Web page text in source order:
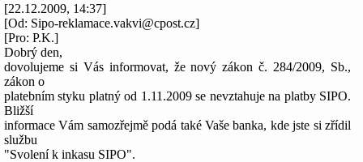
[22.12.2009, 14:37]
[Od: Sipo-reklamace.vakvi@cpost.cz]
[Pro: P.K.]
Dobrý den,
dovolujeme si Vás informovat, že nový zákon č. 284/2009, Sb.,
zákon o
platebním styku platný od 1.11.2009 se nevztahuje na platby SIPO.
Bližší
informace Vám samozřejmě podá také Vaše banka, kde jste si zřídil
službu
"Svolení k inkasu SIPO".